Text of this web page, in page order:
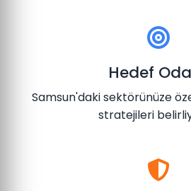
Hedef
Samsun'daki sektörünüze
stratejileri